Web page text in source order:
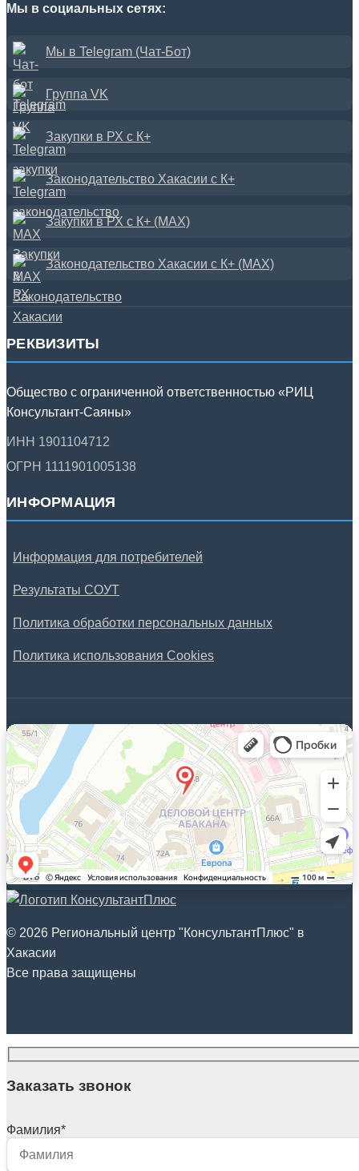
Мы в социальных сетях:
Мы в Telegram (Чат-Бот)
Группа VK
Закупки в РХ с К+
Законодательство Хакасии с К+
Закупки в РХ с К+ (MAX)
Законодательство Хакасии с К+ (MAX)
РЕКВИЗИТЫ
Общество с ограниченной ответственностью «РИЦ
Консультант-Саяны»
ИНН 1901104712
ОГРН 1111901005138
ИНФОРМАЦИЯ
Информация для потребителей
Результаты СОУТ
Политика обработки персональных данных
Политика использования Cookies
© 2026 Региональный центр "КонсультантПлюс" в
Хакасии
Все права защищены
Заказать звонок
Фамилия*